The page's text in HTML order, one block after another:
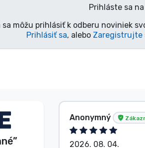
Prihláste sa
sa môžu prihlásiť k odberu noviniek
Prihlásiť sa, alebo Zaregistrujte
Zákazník Anonymný
2026. 08. 04.